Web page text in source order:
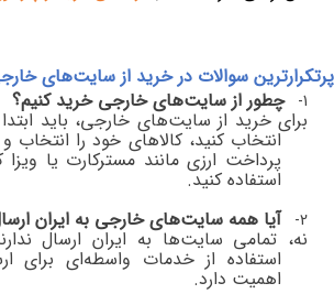
پرتکرارترین سوالات در خرید از سایت‌های
1- چطور از سایت‌های خارجی خرید کنیم؟
برای خرید از سایت‌های خارجی، باید
انتخاب کنید، کالاهای خود را
پرداخت ارزی مانند مسترکارت یا
استفاده کنید.
2- آیا همه سایت‌های خارجی به ایران
نه، تمامی سایت‌ها به ایران ارسال
استفاده از خدمات واسطه‌ای برای
اهمیت دارد.